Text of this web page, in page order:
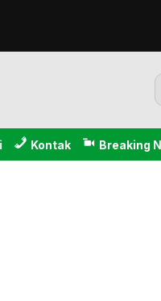
Kontak Breaking